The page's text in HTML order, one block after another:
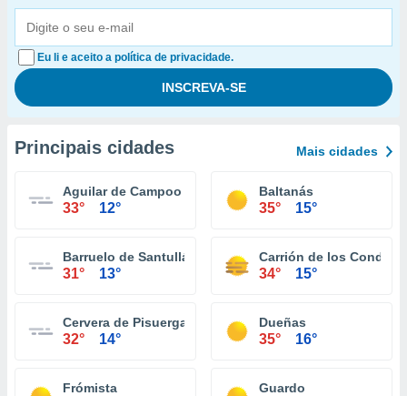
Eu li e aceito a política de privacidade.
Principais cidades Mais cidades
Aguilar de Campoo
33° 12°
Baltanás
35° 15°
Barruelo de Santullán
31° 13°
Carrión de los Condes
34° 15°
Cervera de Pisuerga
32° 14°
Dueñas
35° 16°
Frómista Guardo